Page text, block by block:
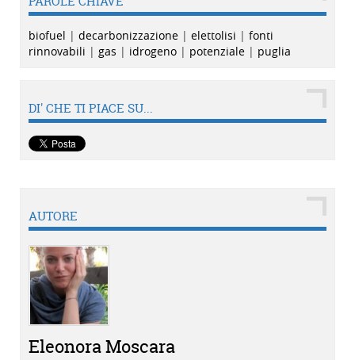
biofuel | decarbonizzazione | elettolisi | fonti
rinnovabili | gas | idrogeno | potenziale | puglia
DI' CHE TI PIACE SU...
AUTORE
Eleonora Moscara